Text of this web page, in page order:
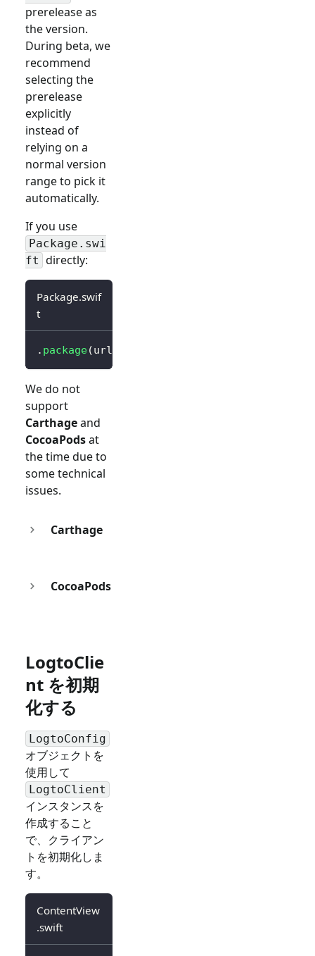
prerelease as
the version.
During beta, we
recommend
selecting the
prerelease
explicitly
instead of
relying on a
normal version
range to pick it
automatically.
If you use
Package.swi
ft directly:
Package.swif
t
. package(url
We do not
support
Carthageand
CocoaPodsat
the time due to
some technical
issues.
Carthage
CocoaPods
LogtoClie
nt を初期
化する
LogtoConfig
オブジェクトを
使用して
LogtoClient
インスタンスを
作成すること
で、クライアン
トを初期化しま
す。
ContentView
.swift